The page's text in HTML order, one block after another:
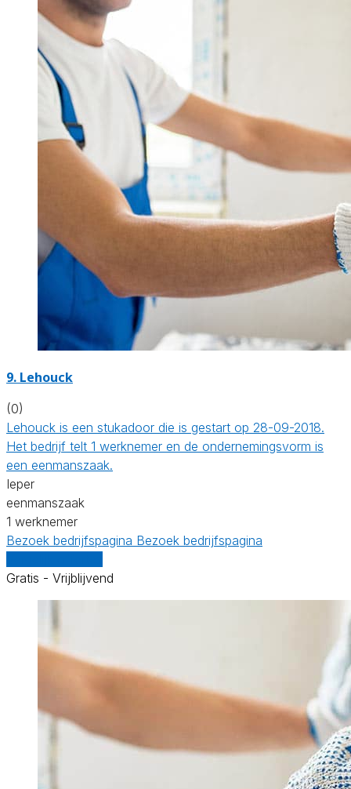
9. Lehouck
(0)
Lehouck is een stukadoor die is gestart op 28-09-2018.
Het bedrijf telt 1 werknemer en de ondernemingsvorm is
een eenmanszaak.
Ieper
eenmanszaak
1 werknemer
Bezoek bedrijfspagina Bezoek bedrijfspagina
Gratis - Vrijblijvend